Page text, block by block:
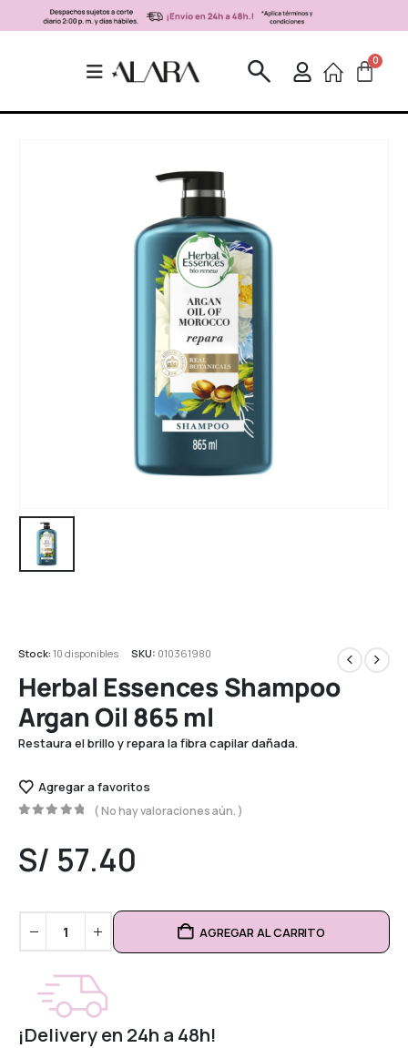
Stock: 10 disponibles SKU: 010361980
Herbal Essences Shampoo
Argan Oil 865 ml
Restaura el brillo y repara la fibra capilar dañada.
Agregar a favoritos
( No hay valoraciones aún. )
S/ 57.40
AGREGAR AL CARRITO
¡Delivery en 24h a 48h!